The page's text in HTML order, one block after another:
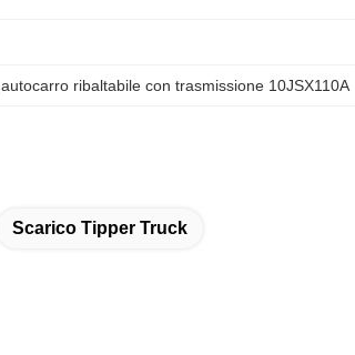
autocarro ribaltabile con trasmissione 10JSX110A
Scarico Tipper Truck